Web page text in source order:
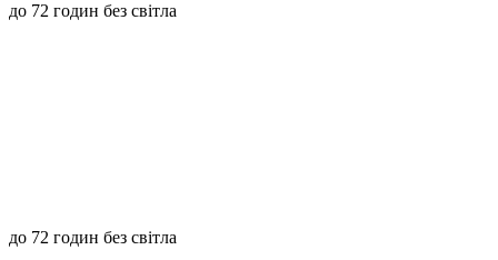
до 72 годин без світла
до 72 годин без світла